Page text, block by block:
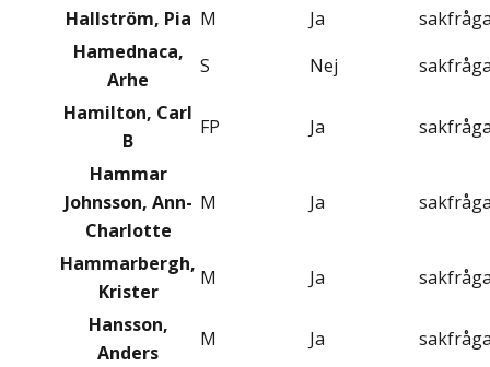
Hallström, Pia M Ja
Hamednaca,
Arhe
S Nej
Hamilton, Carl
B
FP Ja
Hammar
Johnsson, Ann-
Charlotte
M Ja
Hammarbergh,
Krister
M Ja
Hansson,
Anders
M Ja